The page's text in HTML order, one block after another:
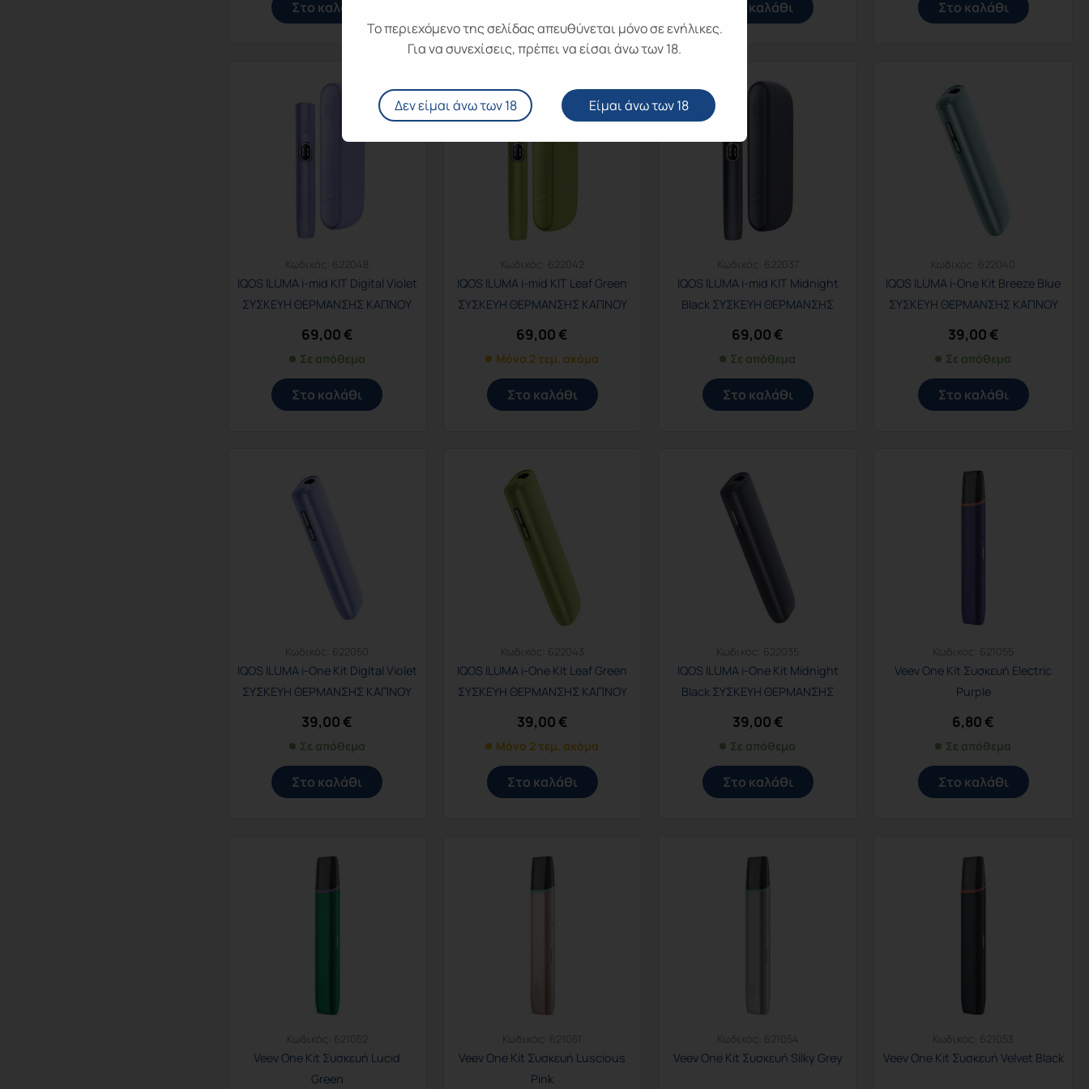
Στο καλάθι Στο καλάθι Στο καλάθι
Κωδικός: 622048
IQOS ILUMA i-mid KIT Digital Violet
ΣΥΣΚΕΥΗ ΘΕΡΜΑΝΣΗΣ ΚΑΠΝΟΥ
69,00€
Σε απόθεμα
Στο καλάθι
Κωδικός: 622042
IQOS ILUMA i-mid KIT Leaf Green
ΣΥΣΚΕΥΗ ΘΕΡΜΑΝΣΗΣ ΚΑΠΝΟΥ
69,00€
Μόνο 2 τεμ. ακόμα
Στο καλάθι
Κωδικός: 622037
IQOS ILUMA i-mid KIT Midnight
Black ΣΥΣΚΕΥΗ ΘΕΡΜΑΝΣΗΣ
69,00€
Σε απόθεμα
Στο καλάθι
Κωδικός: 622040
IQOS ILUMA i-One Kit Breeze Blue
ΣΥΣΚΕΥΗ ΘΕΡΜΑΝΣΗΣ ΚΑΠΝΟΥ
39,00€
Σε απόθεμα
Στο καλάθι
Κωδικός: 622050
IQOS ILUMA i-One Kit Digital Violet
ΣΥΣΚΕΥΗ ΘΕΡΜΑΝΣΗΣ ΚΑΠΝΟΥ
39,00€
Σε απόθεμα
Στο καλάθι
Κωδικός: 622043
IQOS ILUMA i-One Kit Leaf Green
ΣΥΣΚΕΥΗ ΘΕΡΜΑΝΣΗΣ ΚΑΠΝΟΥ
39,00€
Μόνο 2 τεμ. ακόμα
Στο καλάθι
Κωδικός: 622035
IQOS ILUMA i-One Kit Midnight
Black ΣΥΣΚΕΥΗ ΘΕΡΜΑΝΣΗΣ
39,00€
Σε απόθεμα
Στο καλάθι
Κωδικός: 621055
Veev One Kit Συσκευή Electric
Purple
6,80€
Σε απόθεμα
Στο καλάθι
Κωδικός: 621052
Veev One Kit Συσκευή Lucid
Green
Κωδικός: 621051
Veev One Kit Συσκευή Luscious
Pink
Κωδικός: 621054
Veev One Kit Συσκευή Silky Grey
Κωδικός: 621053
Veev One Kit Συσκευή Velvet Black
Το περιεχόμενο της σελίδας απευθύνεται μόνο σε ενήλικες.
Για να συνεχίσεις, πρέπει να είσαι άνω των 18.
Είμαι άνω των 18
Δεν είμαι άνω των 18